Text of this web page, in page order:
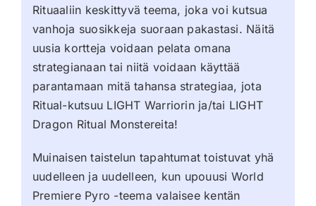
Rituaaliin keskittyvä teema, joka voi kutsua
vanhoja suosikkeja suoraan pakastasi. Näitä
uusia kortteja voidaan pelata omana
strategianaan tai niitä voidaan käyttää
parantamaan mitä tahansa strategiaa, jota
Ritual-kutsuu LIGHT Warriorin ja/tai LIGHT
Dragon Ritual Monstereita!
Muinaisen taistelun tapahtumat toistuvat yhä
uudelleen ja uudelleen, kun upouusi World
Premiere Pyro -teema valaisee kentän